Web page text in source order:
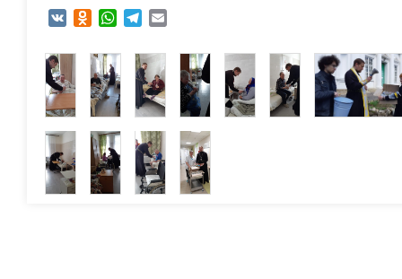
VK Odnoklassniki
WhatsAppTelegram